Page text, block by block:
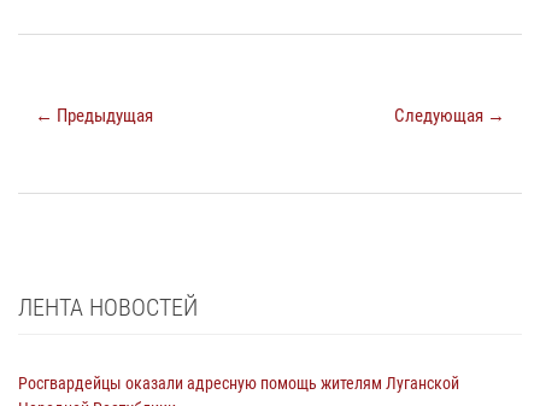
← Предыдущая Следующая →
ЛЕНТА НОВОСТЕЙ
Росгвардейцы оказали адресную помощь жителям Луганской